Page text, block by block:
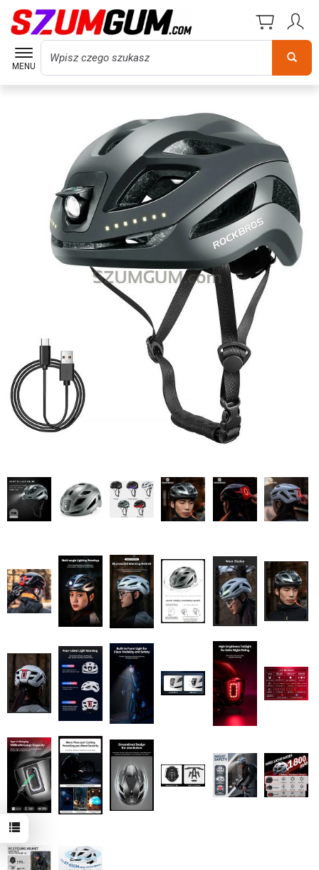
MENU
Wyszukaj